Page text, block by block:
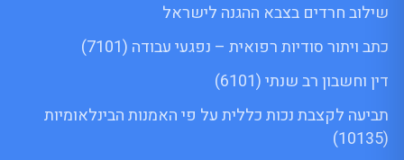
שילוב חרדים בצבא ההגנה לישראל
כתב ויתור סודיות רפואית – נפגעי עבודה (7101)
דין וחשבון רב שנתי (6101)
תביעה לקצבת נכות כללית על פי האמנות הבינלאומיות
(10135)